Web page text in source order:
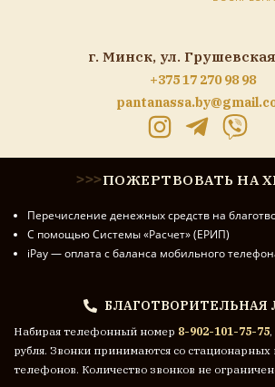
г. Минск, ул.
+375 17 270 98 98
>>>ПОЖЕРТВОВАТЬ НА
Перечисление денежных средств на
С помощью Системы «Расчет» (ЕРИП)
iPay — оплата с баланса мобильного
БЛАГОТВОРИТЕЛЬНАЯ
Набирая телефонный номер 8-902-101-75-75
рубля. Звонки принимаются со стационарных
телефонов. Количество звонков не